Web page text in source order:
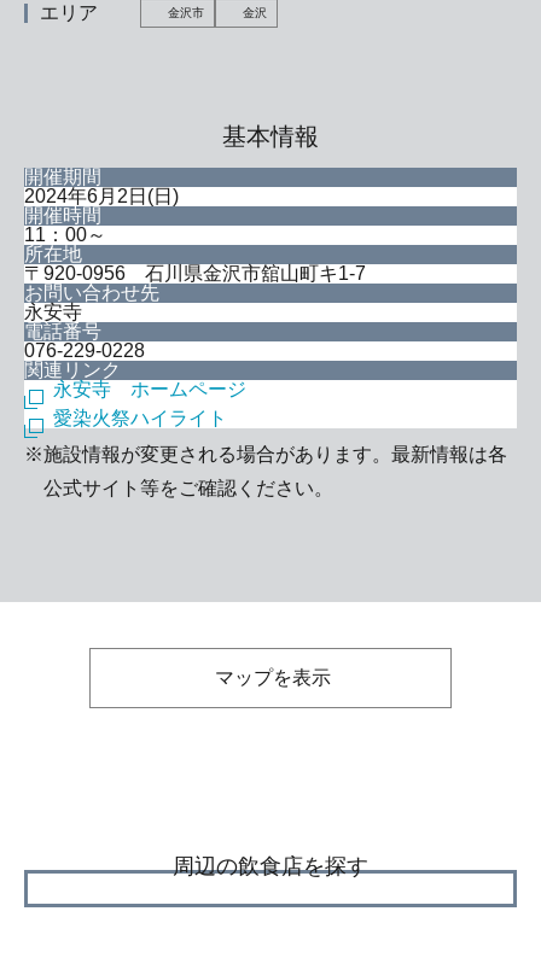
エリア 金沢市 金沢
基本情報
開催期間
2024年6月2日(日)
開催時間
11：00～
所在地
〒920-0956 石川県金沢市舘山町キ1-7
お問い合わせ先
永安寺
電話番号
076-229-0228
関連リンク
永安寺 ホームページ
愛染火祭ハイライト
※施設情報が変更される場合があります。最新情報は各
公式サイト等をご確認ください。
マップを表示
周辺の飲食店を探す